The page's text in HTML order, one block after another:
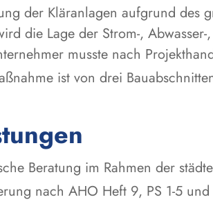
der Kläranlagen aufgrund des
die Lage der Strom-,
musste nach
ist von drei
Beratung im Rahmen der
nach AHO Heft 9, PS 1-5 und